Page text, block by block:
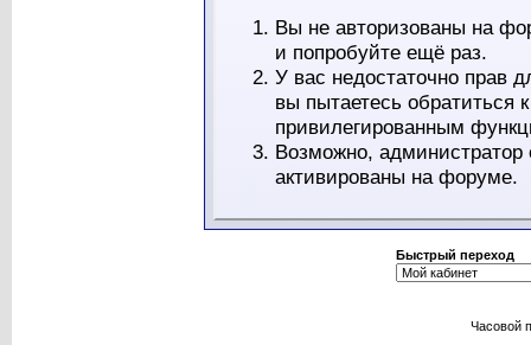
Вы не авторизованы на
и попробуйте ещё раз.
У вас недостаточно прав
вы пытаетесь обратиться
привилегированным
Возможно,
активированы на форуме.
Быстрый переход
Часовой